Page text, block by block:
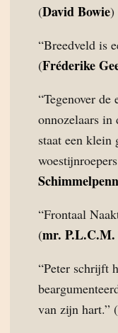
(David Bowie)
“Breedveld is
(Fréderike
“Tegenover de
onnozelaars in
staat een klein
“Frontaal
(mr.
“Peter schrijft
van zijn hart.” (